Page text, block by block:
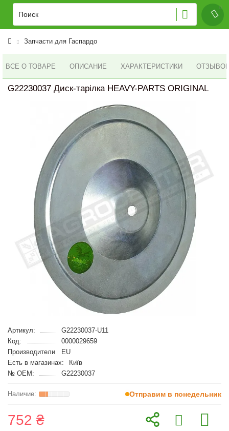
Запчасти для Гаспардо
ВСЕ О ТОВАРЕ ОПИСАНИЕ ХАРАКТЕРИСТИКИ ОТЗЫВОВ
G22230037 Диск-тарілка HEAVY-PARTS ORIGINAL
Артикул:
G22230037-U11
Код:
0000029659
Производители
EU
Есть в магазинах:
Київ
№ OEM:
G22230037
Отправим в понедельник
752 ₴